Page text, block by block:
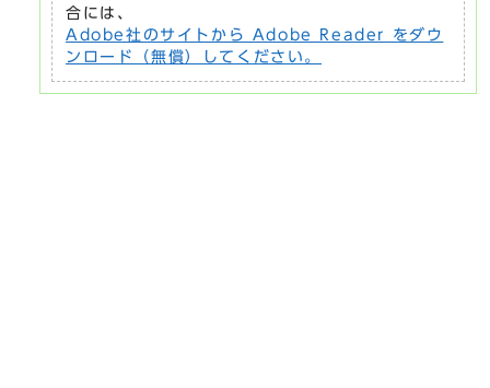
合には、
Adobe社のサイトから Adobe Reader をダウ
ンロード（無償）してください。